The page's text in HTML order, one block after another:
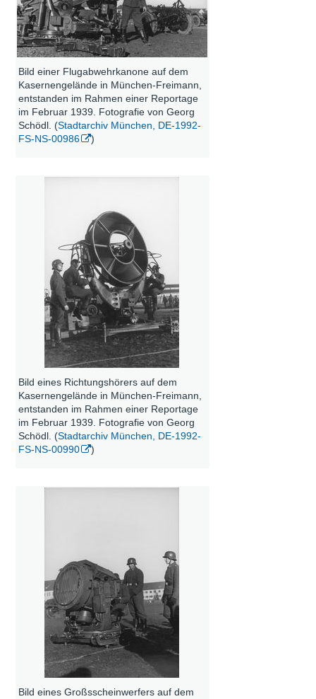
Bild einer Flugabwehrkanone auf dem
Kasernengelände in München-Freimann,
entstanden im Rahmen einer Reportage
im Februar 1939. Fotografie von Georg
Schödl. (Stadtarchiv München, DE-1992-
FS-NS-00986
)
Bild eines Richtungshörers auf dem
Kasernengelände in München-Freimann,
entstanden im Rahmen einer Reportage
im Februar 1939. Fotografie von Georg
Schödl. (Stadtarchiv München, DE-1992-
FS-NS-00990
)
Bild eines Großsscheinwerfers auf dem